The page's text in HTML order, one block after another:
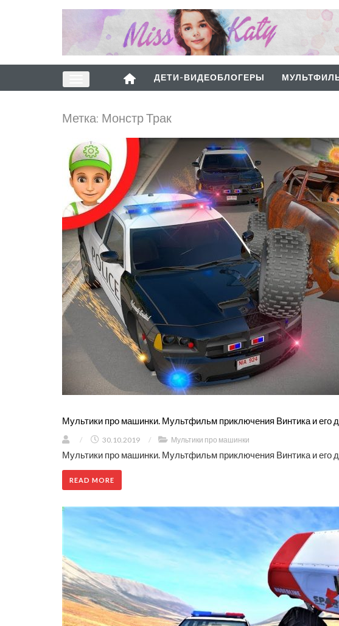
ДЕТИ-ВИДЕОБЛОГЕРЫ
Метка: Монстр Трак
Мультики про машинки. Мультфильм приключения Винтика и его
/ 30.10.2019 / Мультики про машинки
Мультики про машинки. Мультфильм приключения Винтика и его
READ MORE